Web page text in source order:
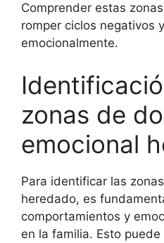
Comprender estas
romper ciclos negativos
emocionalmente.
zonas de
emocional
Para identificar las
heredado, es
comportamientos y
en la familia. Esto